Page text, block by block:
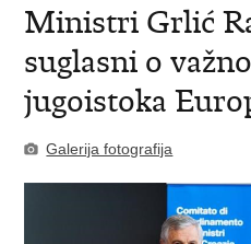
Ministri Grlić
suglasni o
jugoistoka
Galerija fotografija